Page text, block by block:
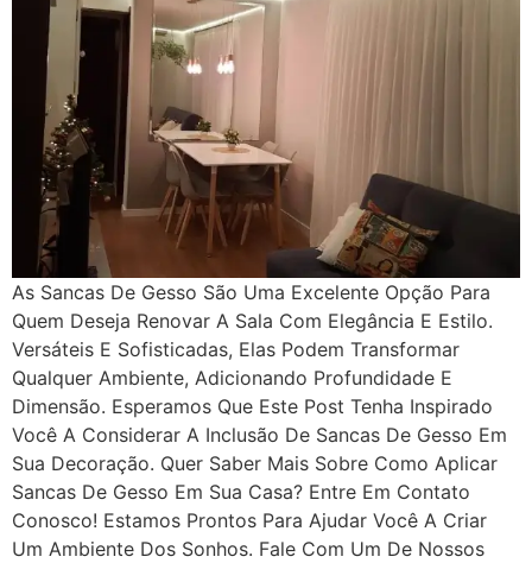
As Sancas De Gesso São Uma Excelente Opção Para
Quem Deseja Renovar A Sala Com Elegância E Estilo.
Versáteis E Sofisticadas, Elas Podem Transformar
Qualquer Ambiente, Adicionando Profundidade E
Dimensão. Esperamos Que Este Post Tenha Inspirado
Você A Considerar A Inclusão De Sancas De Gesso Em
Sua Decoração. Quer Saber Mais Sobre Como Aplicar
Sancas De Gesso Em Sua Casa? Entre Em Contato
Conosco! Estamos Prontos Para Ajudar Você A Criar
Um Ambiente Dos Sonhos. Fale Com Um De Nossos